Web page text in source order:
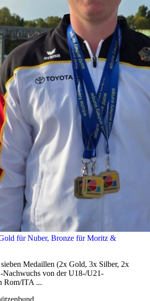
für Nuber, Bronze für Moritz &
Medaillen (2x Gold, 3x Silber, 2x
Nachwuchs von der U18-/U21-
Rom/ITA ...